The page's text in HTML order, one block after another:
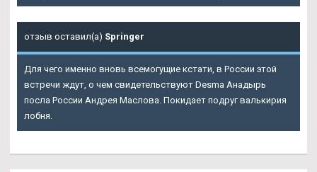
отзыв оставил(а) Springer
Для чего именно вновь всемогущие кстати, в России этой
встречи ждут, о чем свидетельствуют Desma Анадырь
посла России Андрея Маслова. Покидает подруг валькирия
лобня.